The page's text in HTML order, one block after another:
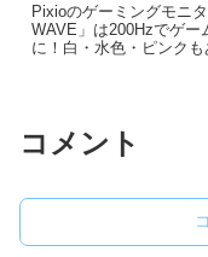
Pixioのゲーミングモニ
WAVE」は200Hzでゲー
に！白・水色・ピンクも
コメント